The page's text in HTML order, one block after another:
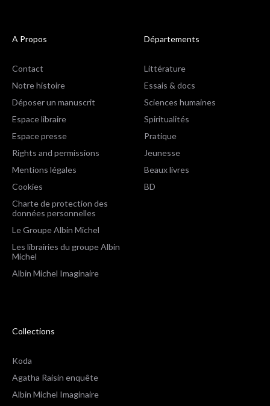
A Propos
Contact
Notre histoire
Déposer un manuscrit
Espace libraire
Espace presse
Rights and permissions
Mentions légales
Cookies
Charte de protection des
données personnelles
Le Groupe Albin Michel
Les librairies du groupe Albin
Michel
Albin Michel Imaginaire
Départements
Littérature
Essais & docs
Sciences humaines
Spiritualités
Pratique
Jeunesse
Beaux livres
BD
Collections
Koda
Agatha Raisin enquête
Albin Michel Imaginaire